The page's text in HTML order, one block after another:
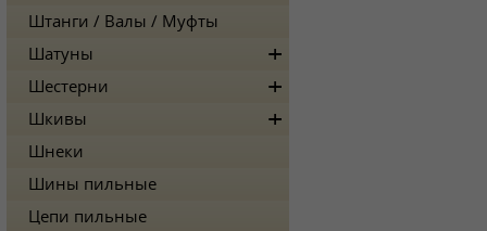
Штанги / Валы / Муфты
Шатуны
Шестерни
Шкивы
Шнеки
Шины пильные
Цепи пильные